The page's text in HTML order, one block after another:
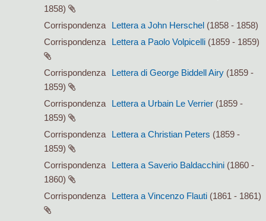
1858)
Corrispondenza
Lettera a John Herschel (1858 - 1858)
Corrispondenza
Lettera a Paolo Volpicelli (1859 - 1859)
Corrispondenza Lettera di George Biddell Airy (1859 -
1859)
Corrispondenza
Lettera a Urbain Le Verrier (1859 -
1859)
Corrispondenza
Lettera a Christian Peters (1859 -
1859)
Corrispondenza
Lettera a Saverio Baldacchini (1860 -
1860)
Corrispondenza
Lettera a Vincenzo Flauti (1861 - 1861)